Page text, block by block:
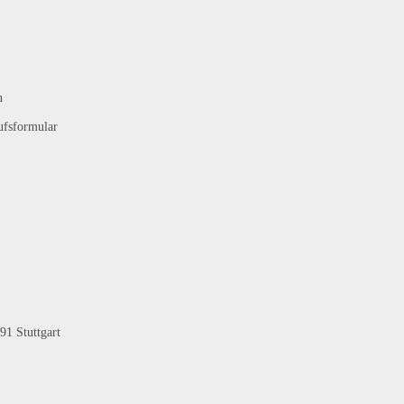
Stuttgart